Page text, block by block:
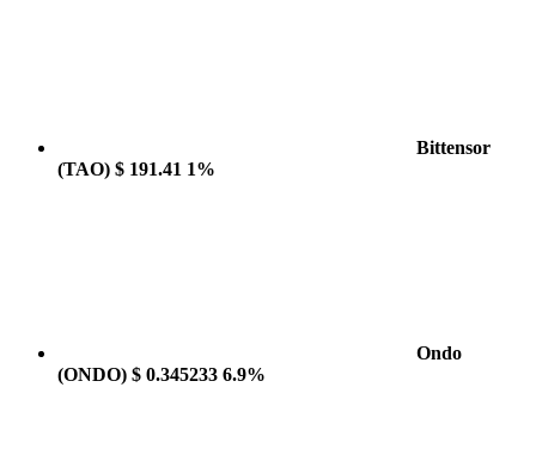
Bittensor
(TAO) $ 191.41 1%
Ondo
(ONDO) $ 0.345233 6.9%